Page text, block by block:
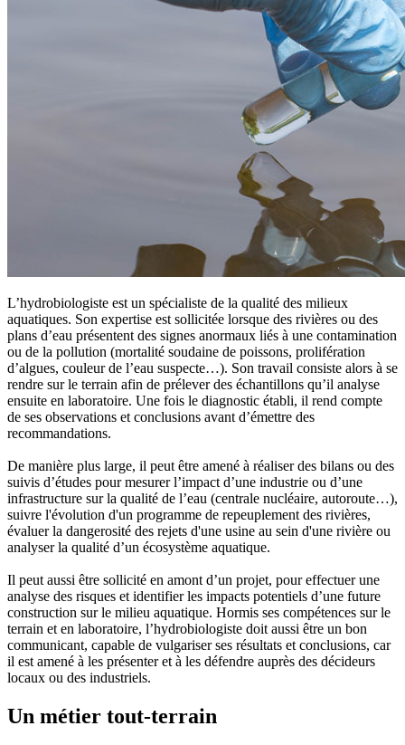
L’hydrobiologiste est un spécialiste de la qualité des milieux
aquatiques. Son expertise est sollicitée lorsque des rivières ou des
plans d’eau présentent des signes anormaux liés à une contamination
ou de la pollution (mortalité soudaine de poissons, prolifération
d’algues, couleur de l’eau suspecte…). Son travail consiste alors à se
rendre sur le terrain afin de prélever des échantillons qu’il analyse
ensuite en laboratoire. Une fois le diagnostic établi, il rend compte
de ses observations et conclusions avant d’émettre des
recommandations.
De manière plus large, il peut être amené à réaliser des bilans ou des
suivis d’études pour mesurer l’impact d’une industrie ou d’une
infrastructure sur la qualité de l’eau (centrale nucléaire, autoroute…),
suivre l'évolution d'un programme de repeuplement des rivières,
évaluer la dangerosité des rejets d'une usine au sein d'une rivière ou
analyser la qualité d’un écosystème aquatique.
Il peut aussi être sollicité en amont d’un projet, pour effectuer une
analyse des risques et identifier les impacts potentiels d’une future
construction sur le milieu aquatique. Hormis ses compétences sur le
terrain et en laboratoire, l’hydrobiologiste doit aussi être un bon
communicant, capable de vulgariser ses résultats et conclusions, car
il est amené à les présenter et à les défendre auprès des décideurs
locaux ou des industriels.
Un métier tout-terrain